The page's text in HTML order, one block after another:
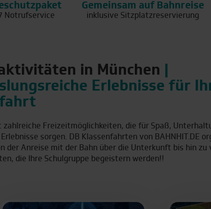
für Klassenfahrten
Frankfurt am Main
Hamburg
Notrufservice
Gemeinsam auf Bahnreise
inklusive Sitzplatzreservierung
in München
Erlebnisse für
zahlreiche Freizeitmöglichkeiten, die für Spaß,
sorgen. DB Klassenfahrten von BAHNHIT.DE
der Anreise mit der Bahn über die Unterkunft bis hin zu
die Ihre Schulgruppe begeistern werden!!